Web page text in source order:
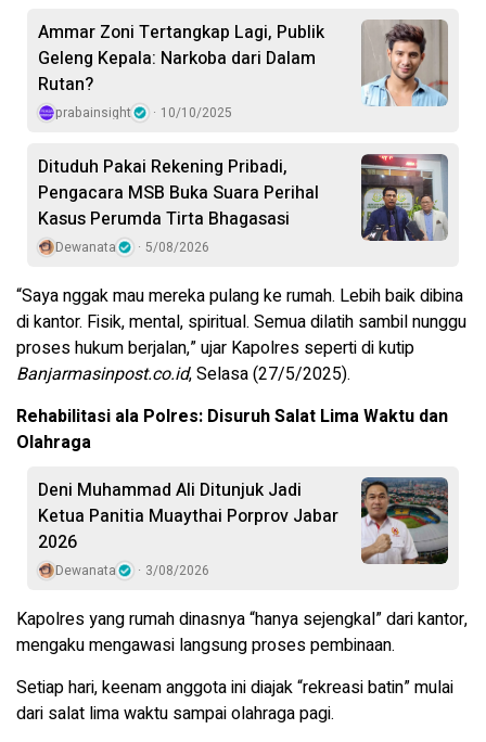
Ammar Zoni Tertangkap Lagi, Publik
Geleng Kepala: Narkoba dari Dalam
Rutan?
prabainsight 10/10/2025
Dituduh Pakai Rekening Pribadi,
Pengacara MSB Buka Suara Perihal
Kasus Perumda Tirta Bhagasasi
Dewanata 5/08/2026
“Saya nggak mau mereka pulang ke rumah. Lebih baik dibina
di kantor. Fisik, mental, spiritual. Semua dilatih sambil nunggu
proses hukum berjalan,” ujar Kapolres seperti di kutip
Banjarmasinpost.co.id, Selasa (27/5/2025).
Rehabilitasi ala Polres: Disuruh Salat Lima Waktu dan
Olahraga
Deni Muhammad Ali Ditunjuk Jadi
Ketua Panitia Muaythai Porprov Jabar
2026
Dewanata 3/08/2026
Kapolres yang rumah dinasnya “hanya sejengkal” dari kantor,
mengaku mengawasi langsung proses pembinaan.
Setiap hari, keenam anggota ini diajak “rekreasi batin” mulai
dari salat lima waktu sampai olahraga pagi.